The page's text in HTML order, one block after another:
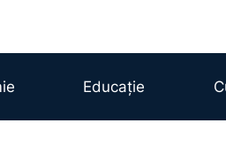
Educație